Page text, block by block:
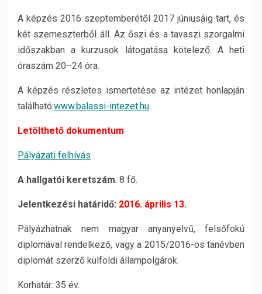
A képzés 2016 szeptemberétől 2017 júniusáig tart, és
két szemeszterből áll. Az őszi és a tavaszi szorgalmi
időszakban a kurzusok látogatása kötelező. A heti
óraszám 20–24 óra.
A képzés részletes ismertetése az intézet honlapján
található:www.balassi-intezet.hu
Letölthető dokumentum
Pályázati felhívás
A hallgatói keretszám: 8 fő.
Jelentkezési határidő: 2016. április 13.
Pályázhatnak nem magyar anyanyelvű, felsőfokú
diplomával rendelkező, vagy a 2015/2016-os tanévben
diplomát szerző külföldi állampolgárok.
Korhatár: 35 év.